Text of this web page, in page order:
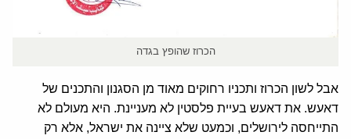
הכרוז שהופץ בגדה
אבל לשון הכרוז ותכניו רחוקים מאוד מן הסגנון והתכנים של
דאעש. את דאעש בעיית פלסטין לא מעניינת. היא מעולם לא
התייחסה לירושלים, וכמעט שלא ציינה את ישראל, אלא רק